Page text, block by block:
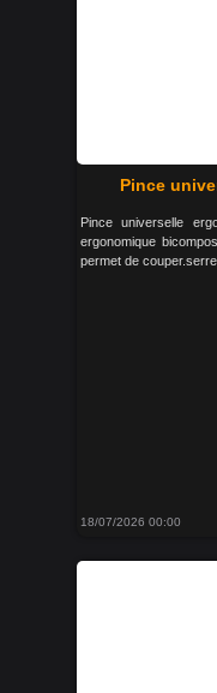
Pince
Pince universelle
ergonomique
permet de
18/07/2026 00:00